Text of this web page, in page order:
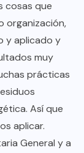
cosas que
organización,
y aplicado y
muy
prácticas
Así que
aplicar.
General y a